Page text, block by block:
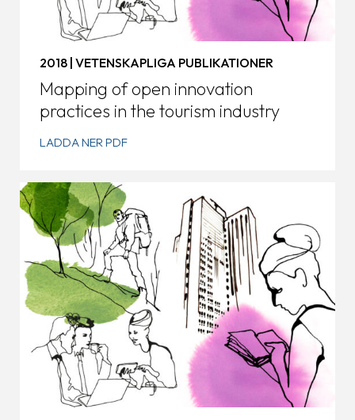
Mapping of open innovation
practices in the tourism industry
2018 | VETENSKAPLIGA PUBLIKATIONER
LADDA NER PDF